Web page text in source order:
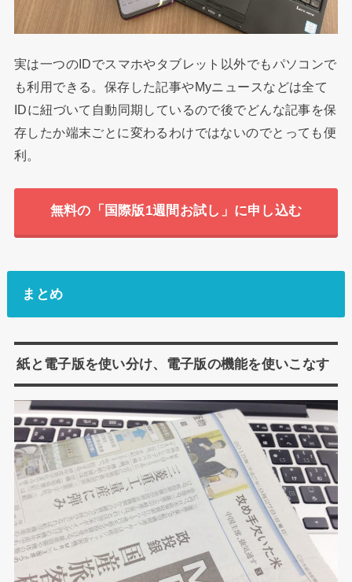
実は一つのIDでスマホやタブレット以外でもパソコンで
も利用できる。保存した記事やMyニュースなどは全て
IDに紐づいて自動同期しているので後でどんな記事を保
存したか端末ごとに変わるわけではないのでとっても便
利。
無料の「国際版1週間お試し」に申し込む
まとめ
紙と電子版を使い分け、電子版の機能を使いこなす